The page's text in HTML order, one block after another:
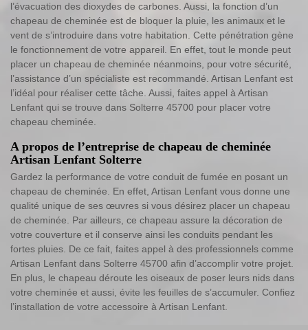
l’évacuation des dioxydes de carbones. Aussi, la fonction d’un
chapeau de cheminée est de bloquer la pluie, les animaux et le
vent de s’introduire dans votre habitation. Cette pénétration gène
le fonctionnement de votre appareil. En effet, tout le monde peut
placer un chapeau de cheminée néanmoins, pour votre sécurité,
l’assistance d’un spécialiste est recommandé. Artisan Lenfant est
l’idéal pour réaliser cette tâche. Aussi, faites appel à Artisan
Lenfant qui se trouve dans Solterre 45700 pour placer votre
chapeau cheminée.
A propos de l’entreprise de chapeau de cheminée
Artisan Lenfant Solterre
Gardez la performance de votre conduit de fumée en posant un
chapeau de cheminée. En effet, Artisan Lenfant vous donne une
qualité unique de ses œuvres si vous désirez placer un chapeau
de cheminée. Par ailleurs, ce chapeau assure la décoration de
votre couverture et il conserve ainsi les conduits pendant les
fortes pluies. De ce fait, faites appel à des professionnels comme
Artisan Lenfant dans Solterre 45700 afin d’accomplir votre projet.
En plus, le chapeau déroute les oiseaux de poser leurs nids dans
votre cheminée et aussi, évite les feuilles de s’accumuler. Confiez
l’installation de votre accessoire à Artisan Lenfant.